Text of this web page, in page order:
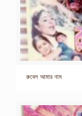
রুবেল আমার নাম